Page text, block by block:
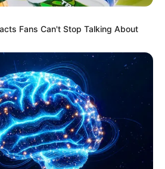
Fans Can't Stop Talking About